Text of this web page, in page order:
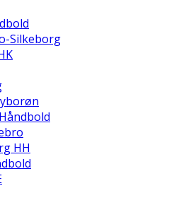
Silkeborg
HH